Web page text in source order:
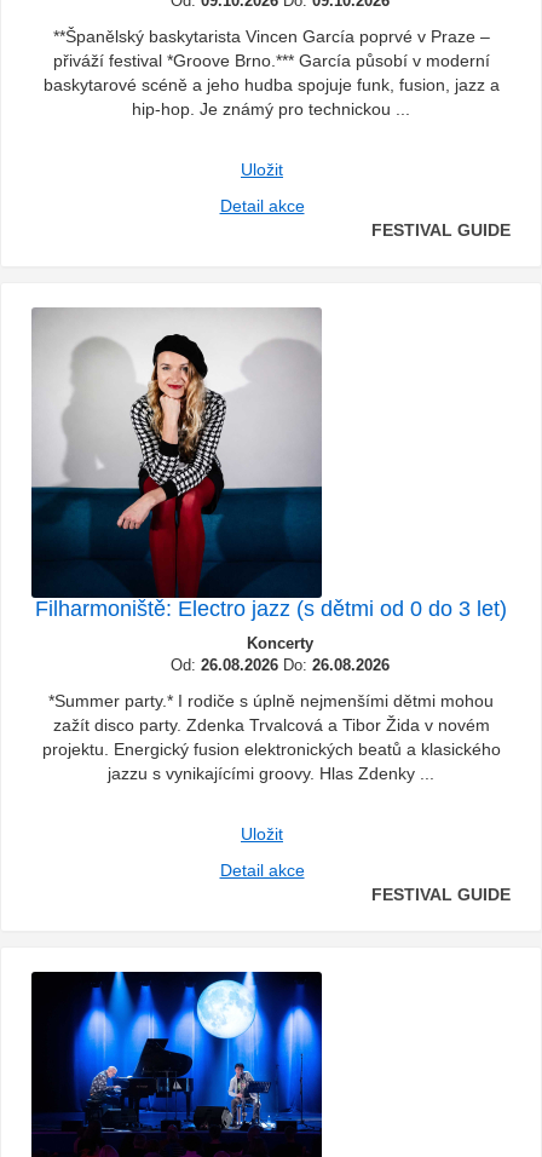
**Španělský baskytarista Vincen García poprvé v Praze –
přiváží festival *Groove Brno.*** García působí v moderní
baskytarové scéně a jeho hudba spojuje funk, fusion, jazz a
hip-hop. Je známý pro technickou ...
Uložit
Detail akce
FESTIVAL GUIDE
Filharmoniště: Electro jazz (s dětmi od 0 do 3 let)
Koncerty
Od: 26.08.2026 Do: 26.08.2026
*Summer party.* I rodiče s úplně nejmenšími dětmi mohou
zažít disco party. Zdenka Trvalcová a Tibor Žida v novém
projektu. Energický fusion elektronických beatů a klasického
jazzu s vynikajícími groovy. Hlas Zdenky ...
Uložit
Detail akce
FESTIVAL GUIDE